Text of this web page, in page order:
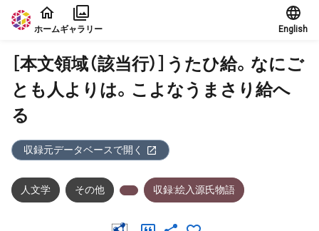
本文に飛ぶ
ホームギャラリー English
［本文領域（該当行）］うたひ給。なにご
とも人よりは。こよなうまさり給へ
る
収録元データベースで開く
人文学 その他 収録:絵入源氏物語